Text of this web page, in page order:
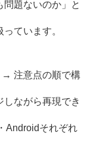
問題ないのか」と
ています。
→ 注意点の順で構
ながら再現でき
Androidそれぞれ